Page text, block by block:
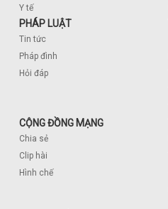
Y tế
PHÁP LUẬT
Tin tức
Pháp đình
Hỏi đáp
CỘNG ĐỒNG MẠNG
Chia sẻ
Clip hài
Hình chế